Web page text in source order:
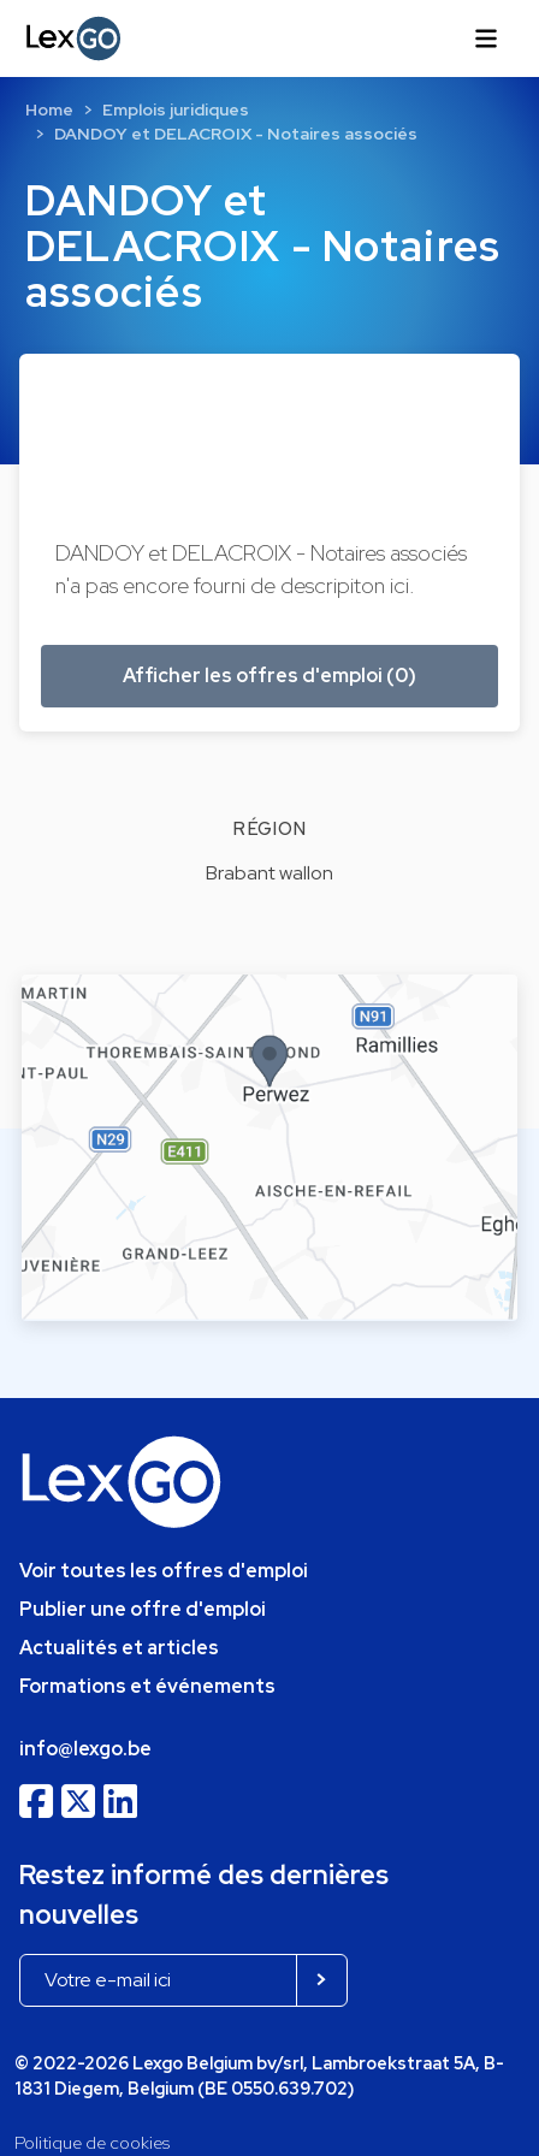
DANDOY et
DELACROIX - Notaires
associés
Home
Emplois juridiques
DANDOY et DELACROIX - Notaires associés
DANDOY et DELACROIX - Notaires associés
n'a pas encore fourni de descripiton ici.
Afficher les offres d'emploi (0)
RÉGION
Brabant wallon
Voir toutes les offres d'emploi
Publier une offre d'emploi
Actualités et articles
Formations et événements
info@lexgo.be
Restez informé des dernières
nouvelles
© 2022-2026 Lexgo Belgium bv/srl, Lambroekstraat 5A, B-
1831 Diegem, Belgium (BE 0550.639.702)
Politique de cookies